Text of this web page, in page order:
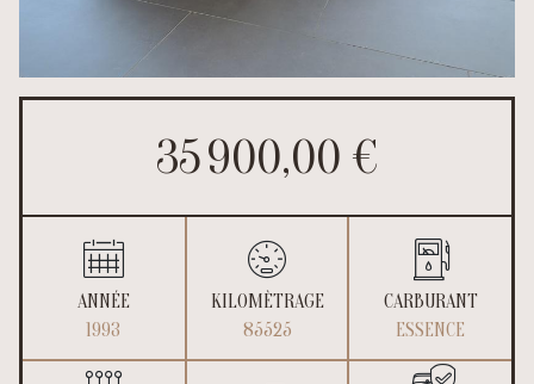
35 900,00 €
ANNÉE
1993
KILOMÈTRAGE
85525
CARBURANT
ESSENCE